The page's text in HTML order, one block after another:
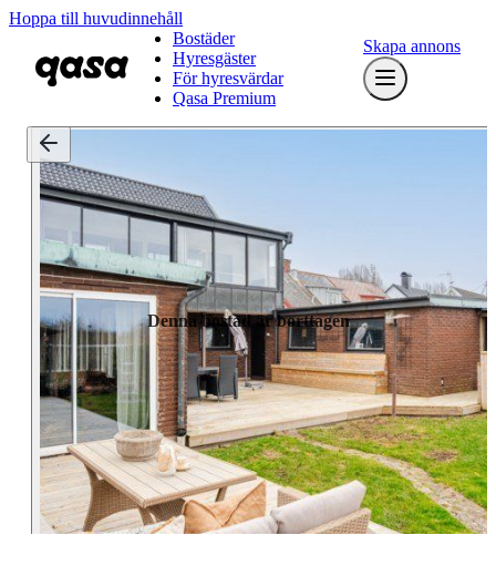
Hoppa till huvudinnehåll
Bostäder
Hyresgäster
För hyresvärdar
Qasa Premium
Skapa annons
Denna bostad är borttagen